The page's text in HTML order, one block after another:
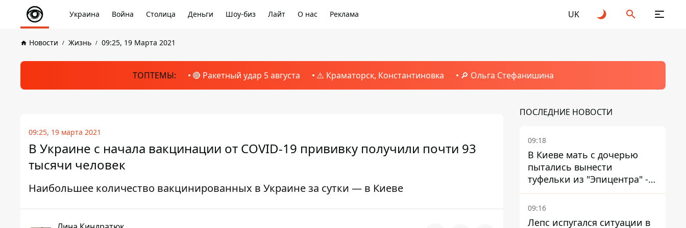
Украина Война Столица Деньги Шоу-биз Лайт О нас Реклама UK
Новости Жизнь 09:25, 19 Марта 2021
ТОПТЕМЫ: 🔴 Ракетный удар 5 августа ⚠️ Краматорск, Константиновка 🔎 Ольга Стефанишина
09:25, 19 марта 2021
В Украине с начала вакцинации от COVID-19 прививку получили почти 93
тысячи человек
Наибольшее количество вакцинированных в Украине за сутки — в Киеве
ПОСЛЕДНИЕ НОВОСТИ
09:18
В Киеве мать с дочерью
пытались вынести
туфельки из "Эпицентра" -
суд вынес приговор
09:16
Лепс испугался ситуации в